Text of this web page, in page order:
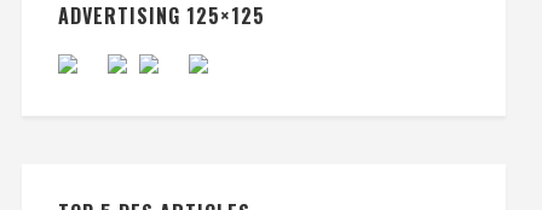
ADVERTISING 125×125